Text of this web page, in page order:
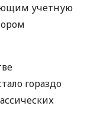
учетную
гораздо